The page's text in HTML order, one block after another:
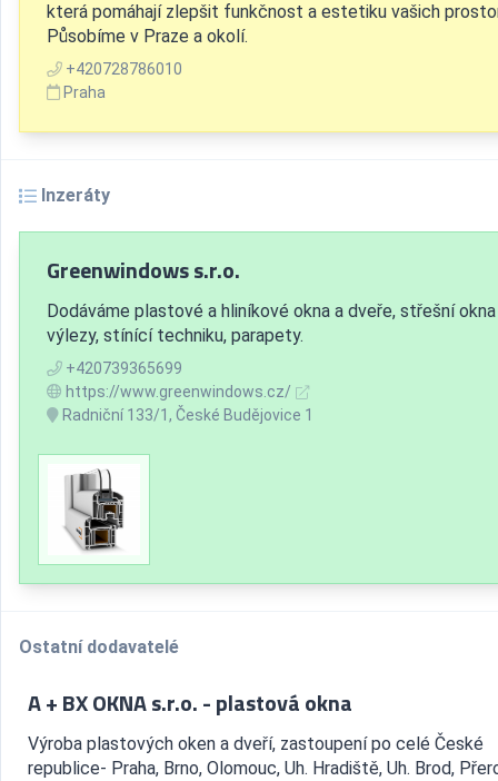
která pomáhají zlepšit funkčnost a estetiku vašich
Působíme v Praze a okolí.
+420728786010
Praha
Inzeráty
Greenwindows s.r.o.
Dodáváme plastové a hliníkové okna a dveře, střešní
výlezy, stínící techniku, parapety.
+420739365699
https://www.greenwindows.cz/
Radniční 133/1, České Budějovice 1
Ostatní dodavatelé
A + BX OKNA s.r.o. - plastová okna
Výroba plastových oken a dveří, zastoupení po celé České
republice- Praha, Brno, Olomouc, Uh. Hradiště, Uh. Brod,